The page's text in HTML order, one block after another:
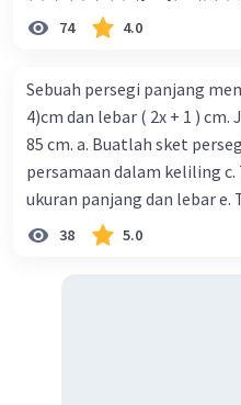
74 4.0
Sebuah persegi panjang
4)cm dan lebar ( 2x + 1 )
85 cm. a. Buatlah sket
persamaan dalam keliling
ukuran panjang dan lebar e.
38 5.0